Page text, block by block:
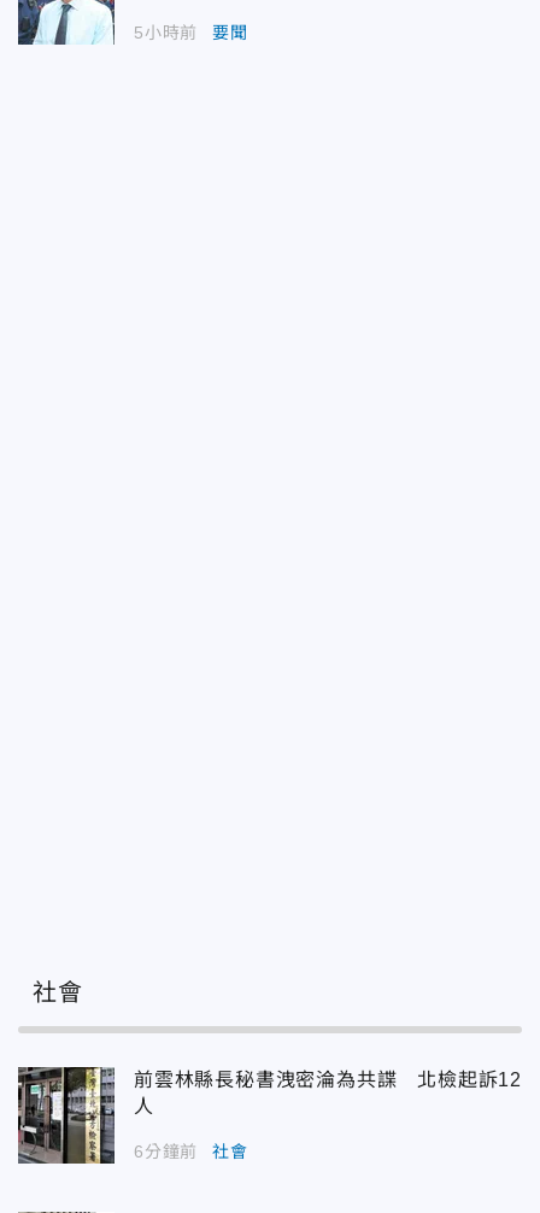
5小時前 要聞
社會
前雲林縣長秘書洩密淪為共諜 北檢起訴12
人
6分鐘前 社會